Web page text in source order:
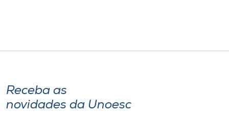
Selecione
o idioma
Receba as
novidades da Unoesc